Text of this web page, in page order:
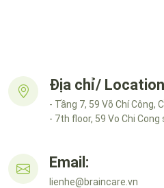
Địa chỉ/
- Tầng 7, 59 Võ Chí Công,
- 7th floor, 59 Vo Chi
Email:
lienhe@braincare.vn